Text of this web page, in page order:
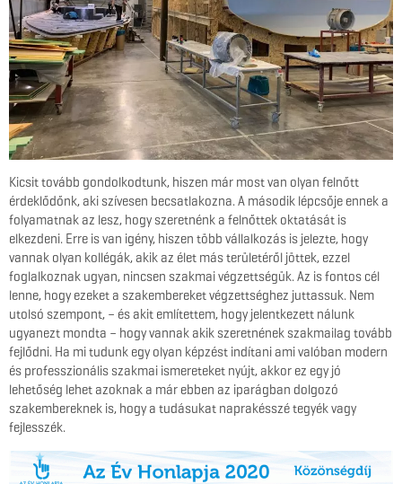
Kicsit tovább gondolkodtunk, hiszen már most van olyan felnőtt
érdeklődőnk, aki szívesen becsatlakozna. A második lépcsője ennek a
folyamatnak az lesz, hogy szeretnénk a felnőttek oktatását is
elkezdeni. Erre is van igény, hiszen több vállalkozás is jelezte, hogy
vannak olyan kollégák, akik az élet más területéről jöttek, ezzel
foglalkoznak ugyan, nincsen szakmai végzettségük. Az is fontos cél
lenne, hogy ezeket a szakembereket végzettséghez juttassuk. Nem
utolsó szempont, – és akit említettem, hogy jelentkezett nálunk
ugyanezt mondta – hogy vannak akik szeretnének szakmailag tovább
fejlődni. Ha mi tudunk egy olyan képzést indítani ami valóban modern
és professzionális szakmai ismereteket nyújt, akkor ez egy jó
lehetőség lehet azoknak a már ebben az iparágban dolgozó
szakembereknek is, hogy a tudásukat naprakésszé tegyék vagy
fejlesszék.